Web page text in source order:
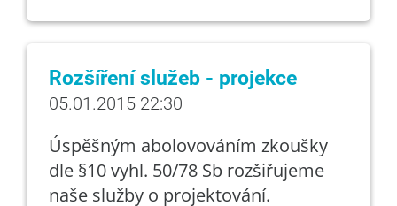
Rozšíření služeb - projekce
05.01.2015 22:30
Úspěšným abolovováním zkoušky
dle §10 vyhl. 50/78 Sb rozšiřujeme
naše služby o projektování.